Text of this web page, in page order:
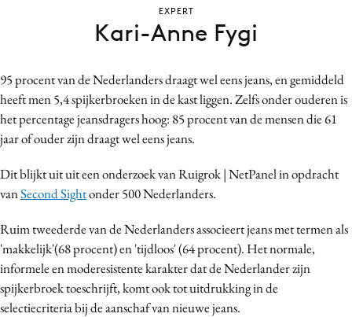
Contentmarketing
Craft
Customer Experience
Design
Digital transformation
Diversiteit
Effectiviteit
Gedragsverandering
Influencer marketing
95 procent van de Nederlanders draagt wel eens jeans, en gemiddeld
heeft men 5,4 spijkerbroeken in de kast liggen. Zelfs onder ouderen is
het percentage jeansdragers hoog: 85 procent van de mensen die 61
jaar of ouder zijn draagt wel eens jeans.
Dit blijkt uit uit een onderzoek van Ruigrok | NetPanel in opdracht
vanSecond Sightonder 500 Nederlanders.
Ruim tweederde van de Nederlanders associeert jeans met termen als
'makkelijk'(68 procent) en 'tijdloos' (64 procent). Het normale,
informele en moderesistente karakter dat de Nederlander zijn
spijkerbroek toeschrijft, komt ook tot uitdrukking in de
selectiecriteria bij de aanschaf van nieuwe jeans.
EXPERT
Kari-Anne Fygi